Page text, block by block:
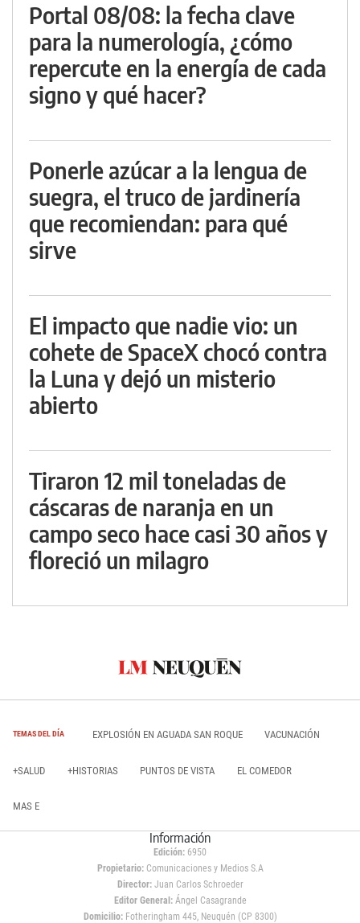
Portal 08/08: la fecha clave
para la numerología, ¿cómo
repercute en la energía de cada
signo y qué hacer?
Ponerle azúcar a la lengua de
suegra, el truco de jardinería
que recomiendan: para qué
sirve
El impacto que nadie vio: un
cohete de SpaceX chocó contra
la Luna y dejó un misterio
abierto
Tiraron 12 mil toneladas de
cáscaras de naranja en un
campo seco hace casi 30 años y
floreció un milagro
TEMAS DEL DÍA EXPLOSIÓN EN AGUADA SAN ROQUE VACUNACIÓN
+SALUD +HISTORIAS PUNTOS DE VISTA EL COMEDOR
MAS E
Información
Edición: 6950
Propietario:Comunicaciones y Medios S.A
Director: Juan Carlos Schroeder
Editor General:Ángel Casagrande
Domicilio:Fotheringham 445, Neuquén (CP 8300)